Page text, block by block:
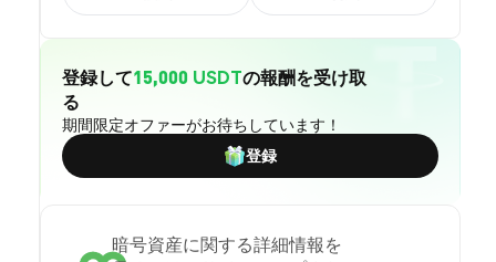
登録して15,000 USDTの報酬を受け取
る
期間限定オファーがお待ちしています！
登録
暗号資産に関する詳細情報を